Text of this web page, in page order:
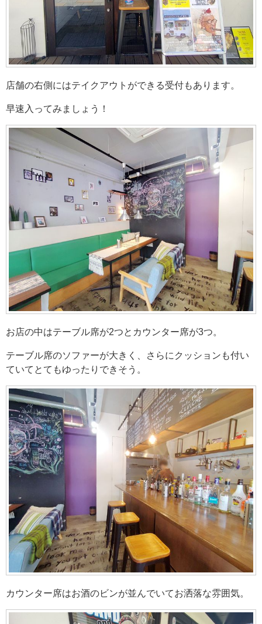
店舗の右側にはテイクアウトができる受付もあります。
早速入ってみましょう！
お店の中はテーブル席が2つとカウンター席が3つ。
テーブル席のソファーが大きく、さらにクッションも付い
ていてとてもゆったりできそう。
カウンター席はお酒のビンが並んでいてお洒落な雰囲気。